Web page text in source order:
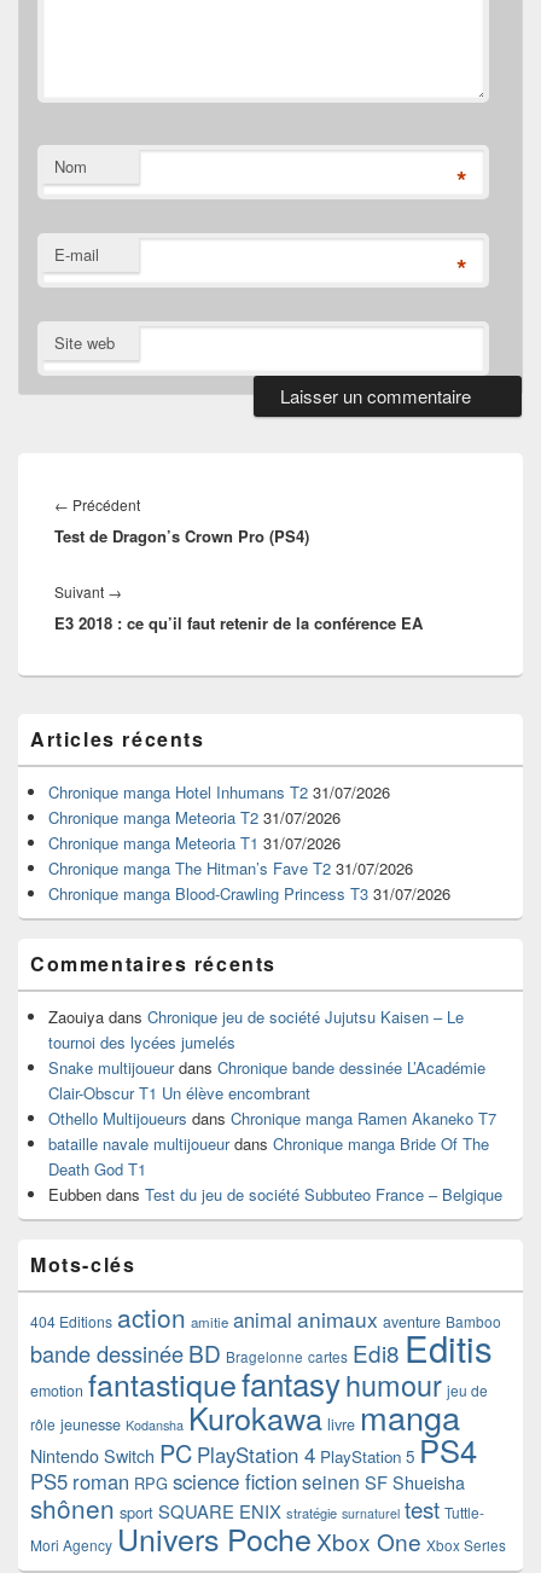
Nom *
E-mail *
Site web
de
l’article
← PrécédentArticle
précédent :
Test de Dragon’s Crown Pro (PS4)
Suivant →
suivant :
E3 2018 : ce qu’il faut retenir de la conférence EA
principale
de
widget
pour
barre
latérale
Articles récents
Chronique manga Hotel Inhumans T2 31/07/2026
Chronique manga Meteoria T2 31/07/2026
Chronique manga Meteoria T1 31/07/2026
Chronique manga The Hitman’s Fave T2 31/07/2026
Chronique manga Blood-Crawling Princess T3 31/07/2026
Commentaires récents
Zaouiya dans Chronique jeu de société Jujutsu Kaisen – Le
tournoi des lycées jumelés
Snake multijoueurdans Chronique bande dessinée L’Académie
Clair-Obscur T1 Un élève encombrant
Othello Multijoueurs dans Chronique manga Ramen Akaneko T7
bataille navale multijoueurdans Chronique manga Bride Of The
Death God T1
Eubben dans Test du jeu de société Subbuteo France – Belgique
Mots-clés
404 Editions action amitie animal animaux aventure Bamboo
bande dessinéeBD Bragelonne cartes Edi8 Editis
emotion fantastiquefantasyhumour jeu de
rôle jeunesse Kodansha Kurokawa livre manga
Nintendo Switch PC PlayStation 4 PlayStation 5 PS4
PS5 roman RPG science fictionseinen SF Shueisha
shônen sport SQUARE ENIX stratégie surnaturel test Tuttle-
Mori Agency Univers PocheXbox One Xbox Series